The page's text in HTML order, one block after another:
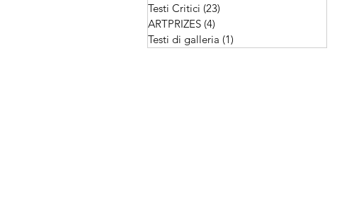
Testi Critici (23)
ARTPRIZES (4)
Testi di galleria (1)